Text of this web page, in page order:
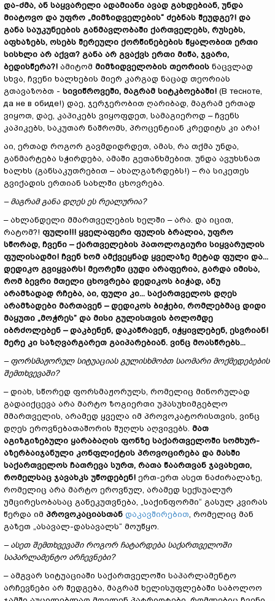
და-ძმა, ან საყვარელი ადამიანი ავად გახდებიან, უნდა
მიატოვო და უფრო „მიმზიდველების“ ძებნას შეუდგე?! და
განა საუკუნეების განმავლობაში ქართველებს, რუსებს,
აფხაზებს, ოსებს შერეული ქორწინებების წყალობით ერთი
სისხლი არ აქვთ? განა არ გვაქვს ერთი მიწა, ჯვარი,
ბედისწერა?! ამიტომ მიმზიდველობის თეორიის ნაცვლად
სხვა, ჩვენი ხალხების მიერ კარგად ნაცად თეორიას
გთავაზობთ - სივიწროვეში, მაგრამ სიტკბოებაში! (В тесноте,
да не в обиде!) დაე, ჯერჯერობით ღარიბად, მაგრამ ერთად
ვიყოთ, დაე, კაპიკებს ვიყოფდეთ, სამაგიეროდ – ჩვენს
კაპიკებს, საკუთარ ნაშრომს, პროცენტიან კრედიტს კი არა!
აი, ერთად როგორ გავმდიდრდეთ, ამას, რა თქმა უნდა,
განმარტება სჭირდება, ამაში გეთანხმებით. უნდა ავუხსნათ
ხალხს (განსაკუთრებით – ახალგაზრდებს!) – რა სიკეთეს
გვიქადის ერთიან სახლში ცხოვრება.
– მაგრამ განა დღეს ეს რეალურია?
– ახლანდელი მმართველების ხელში – არა. და იცით,
რატომ?! ფული!!! ყველაფერი ფულის ბრალია, უფრო
სწორად, ჩვენი – ქართველების პათოლოგიური სიყვარულის
ფულისადმი! ჩვენ ხომ ამქვეყნად ყველაზე მეტად ფული და...
დედიკო გვიყვარს! მეორეში ცუდი არაფერია, გარდა იმისა,
რომ ბევრი მთელი ცხოვრება დედიკოს ბიჭად, ანუ
არამზადად რჩება, აი, ფული კი... საქართველოს დღეს
არამზადები მართავენ – დედიკოს ბიჭები, რომლებმაც დიდი
მაყუთი „მოჭრეს” და მისი გულისთვის ბოლომდე
იბრძოლებენ – დაკბენენ, დაკაწრავენ, იჭყივლებენ, ესვრიან!
მერე კი საზღვარგარეთ გაიპარებიან. ვინც მოასწრებს...
– ფორსმაჟორულ სიტუაციას გულისხმობთ საომარი მოქმედებების
შემთხვევაში?
– დიახ, სწორედ ფორსმაჟორულს, რომელიც მინორულად
გადაიქცევა არა მარტო ზოგიერთი უპასუხიმგებლო
მმართველის, არამედ ყველა იმ პროვოკატორისთვის, ვინც
დღეს ეროვნებათაშორის შუღლს აღვივებს. მათ
აგიზგიზებული ყარაბაღის ფონზე საქართველოში სომხურ-
აზერბაიჯანული კონფლიქტის პროვოცირება და მასში
საქართველოს ჩათრევა სურთ, რათა წაართვან ჯავახეთი,
რომელსაც ჯავახკს უწოდებენ! ერთ-ერთ ასეთ ნაძირალაზე,
რომელიც არა მარტო ეროვნულ, არამედ სექსუალურ
უმცირესობასაც განეკუთვნება, „საქინფორმი“ გასულ კვირას
წერდა იმ პროვოკაციასთან დაკავშირებით, რომელიც მან
გაზეთ „ასავალ-დასავალს“ მოუწყო.
– ასეთ შემთხვევაში როგორ ჩატარდება საქართველოში
საპარლამენტო არჩევნები?
– ამგვარ სიტუაციაში საქართველოში საპარლამენტო
არჩევნები არ შედგება, მაგრამ ხელისუფლებაში საბოლოო